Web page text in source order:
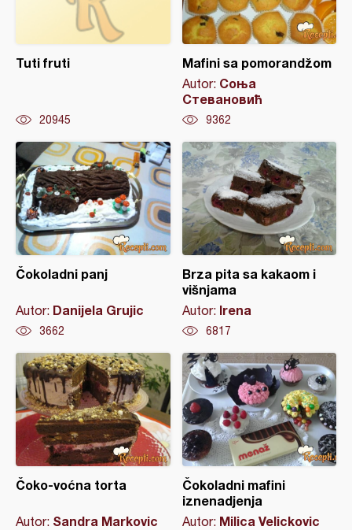
Tuti fruti
20945
Mafini sa pomorandžom
Autor: Соња
Стевановић
9362
Čokoladni panj
Autor: Danijela Grujic
3662
Brza pita sa kakaom i
višnjama
Autor: Irena
6817
Čoko-voćna torta
Autor: Sandra Markovic
Čokoladni mafini
iznenadjenja
Autor: Milica Velickovic